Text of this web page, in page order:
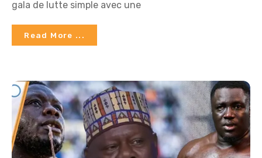
gala de lutte simple avec une
Read More ...